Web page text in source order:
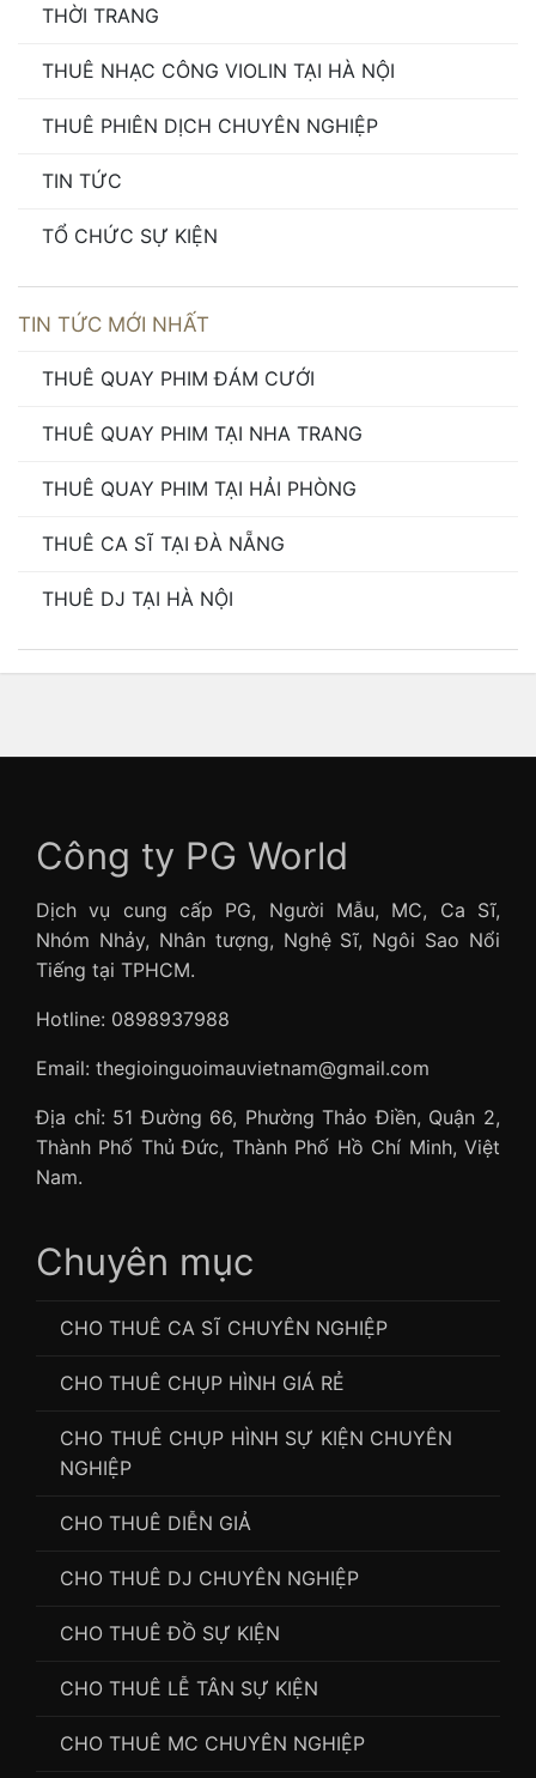
THỜI TRANG
THUÊ NHẠC CÔNG VIOLIN TẠI HÀ NỘI
THUÊ PHIÊN DỊCH CHUYÊN NGHIỆP
TIN TỨC
TỔ CHỨC SỰ KIỆN
TIN TỨC MỚI NHẤT
THUÊ QUAY PHIM ĐÁM CƯỚI
THUÊ QUAY PHIM TẠI NHA TRANG
THUÊ QUAY PHIM TẠI HẢI PHÒNG
THUÊ CA SĨ TẠI ĐÀ NẴNG
THUÊ DJ TẠI HÀ NỘI
Công ty PG World
Dịch vụ cung cấp PG, Người Mẫu, MC, Ca Sĩ,
Nhóm Nhảy, Nhân tượng, Nghệ Sĩ, Ngôi Sao Nổi
Tiếng tại TPHCM.
Hotline: 0898937988
Email: thegioinguoimauvietnam@gmail.com
Địa chỉ: 51 Đường 66, Phường Thảo Điền, Quận 2,
Thành Phố Thủ Đức, Thành Phố Hồ Chí Minh, Việt
Nam.
Chuyên mục
CHO THUÊ CA SĨ CHUYÊN NGHIỆP
CHO THUÊ CHỤP HÌNH GIÁ RẺ
CHO THUÊ CHỤP HÌNH SỰ KIỆN CHUYÊN
NGHIỆP
CHO THUÊ DIỄN GIẢ
CHO THUÊ DJ CHUYÊN NGHIỆP
CHO THUÊ ĐỒ SỰ KIỆN
CHO THUÊ LỄ TÂN SỰ KIỆN
CHO THUÊ MC CHUYÊN NGHIỆP